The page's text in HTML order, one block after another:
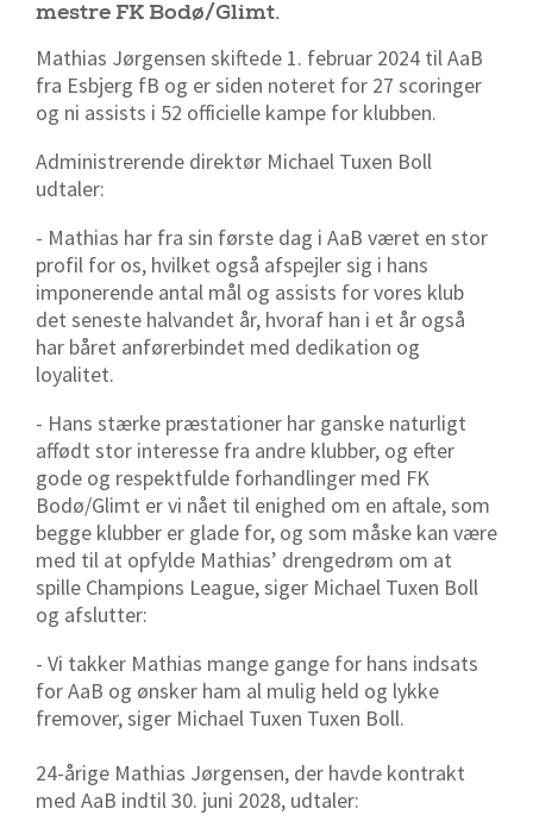
mestre FK Bodø/Glimt.
Mathias Jørgensen skiftede 1. februar 2024 til AaB
fra Esbjerg fB og er siden noteret for 27 scoringer
og ni assists i 52 officielle kampe for klubben.
Administrerende direktør Michael Tuxen Boll
udtaler:
- Mathias har fra sin første dag i AaB været en stor
profil for os, hvilket også afspejler sig i hans
imponerende antal mål og assists for vores klub
det seneste halvandet år, hvoraf han i et år også
har båret anførerbindet med dedikation og
loyalitet.
- Hans stærke præstationer har ganske naturligt
affødt stor interesse fra andre klubber, og efter
gode og respektfulde forhandlinger med FK
Bodø/Glimt er vi nået til enighed om en aftale, som
begge klubber er glade for, og som måske kan være
med til at opfylde Mathias’ drengedrøm om at
spille Champions League, siger Michael Tuxen Boll
og afslutter:
- Vi takker Mathias mange gange for hans indsats
for AaB og ønsker ham al mulig held og lykke
fremover, siger Michael Tuxen Tuxen Boll.
24-årige Mathias Jørgensen, der havde kontrakt
med AaB indtil 30. juni 2028, udtaler: